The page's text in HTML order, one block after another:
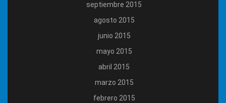
septiembre 2015
agosto 2015
junio 2015
mayo 2015
abril 2015
marzo 2015
febrero 2015